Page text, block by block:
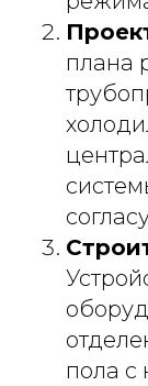
плана
пола с